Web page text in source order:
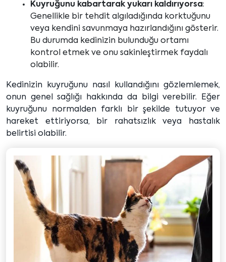
Kuyruğunu kabartarak yukarı kaldırıyorsa:
Genellikle bir tehdit algıladığında korktuğunu
veya kendini savunmaya hazırlandığını gösterir.
Bu durumda kedinizin bulunduğu ortamı
kontrol etmek ve onu sakinleştirmek faydalı
olabilir.
Kedinizin kuyruğunu nasıl kullandığını gözlemlemek,
onun genel sağlığı hakkında da bilgi verebilir. Eğer
kuyruğunu normalden farklı bir şekilde tutuyor ve
hareket ettiriyorsa, bir rahatsızlık veya hastalık
belirtisi olabilir.